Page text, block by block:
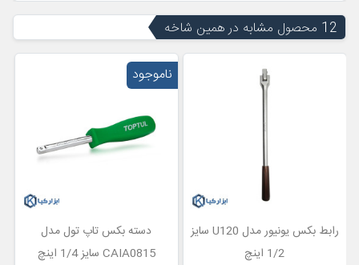
12 محصول مشابه در همین شاخه
رابط بکس یونیور مدل U120 سایز
1/2 اینچ
دسته بکس تاپ تول مدل
CAIA0815 سایز 1/4 اینچ
ناموجود